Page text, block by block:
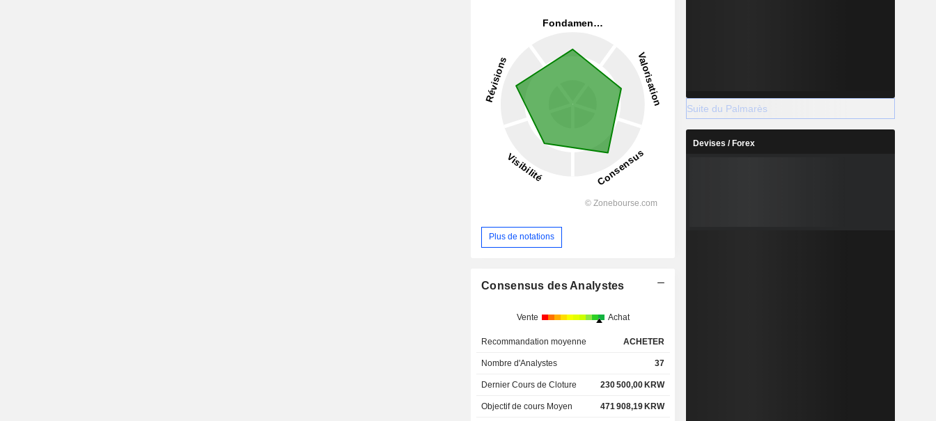
Plus de notations
Consensus des Analystes
Vente Achat
Recommandation moyenne ACHETER
Nombre d'Analystes 37
Dernier Cours de Cloture 230 500,00 KRW
Objectif de cours Moyen 471 908,19 KRW
Suite du Palmarès
Devises / Forex